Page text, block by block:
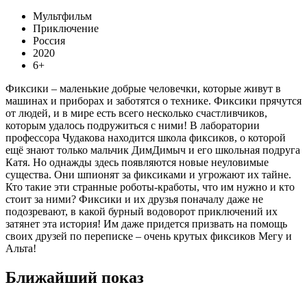
Мультфильм
Приключение
Россия
2020
6+
Фиксики – маленькие добрые человечки, которые живут в
машинах и приборах и заботятся о технике. Фиксики прячутся
от людей, и в мире есть всего несколько счастливчиков,
которым удалось подружиться с ними! В лаборатории
профессора Чудакова находится школа фиксиков, о которой
ещё знают только мальчик ДимДимыч и его школьная подруга
Катя. Но однажды здесь появляются новые неуловимые
существа. Они шпионят за фиксиками и угрожают их тайне.
Кто такие эти странные роботы-кработы, что им нужно и кто
стоит за ними? Фиксики и их друзья поначалу даже не
подозревают, в какой бурный водоворот приключений их
затянет эта история! Им даже придется призвать на помощь
своих друзей по переписке – очень крутых фиксиков Мегу и
Альта!
Ближайший показ